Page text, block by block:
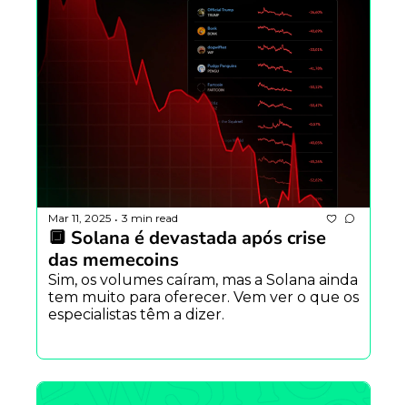
Mar 11, 2025 • 3 min read
🔲 Solana é devastada após crise
das memecoins
Sim, os volumes caíram, mas a Solana ainda
tem muito para oferecer. Vem ver o que os
especialistas têm a dizer.